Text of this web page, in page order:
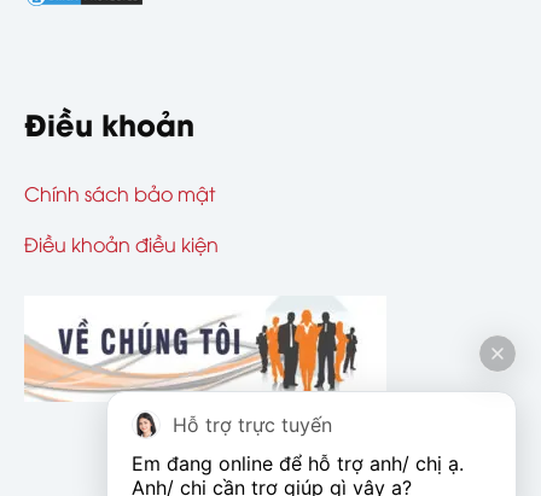
Điều khoản
Chính sách bảo mật
Điều khoản điều kiện
Hỗ trợ trực tuyến
Em đang online để hỗ trợ anh/ chị ạ.
Anh/ chị cần trợ giúp gì vậy ạ?